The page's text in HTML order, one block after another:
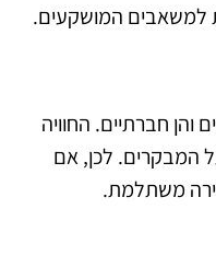
למשאבים המושקעים.
והן חברתיים. החוויה
המבקרים. לכן, אם
משתלמת.